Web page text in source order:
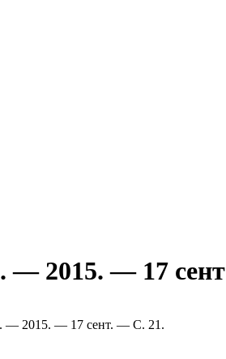
— 2015. — 17 сент
— 2015. — 17 сент. — С. 21.